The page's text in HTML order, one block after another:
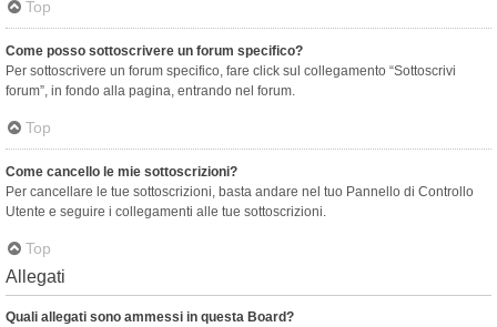
Top
Come posso sottoscrivere un forum specifico?
Per sottoscrivere un forum specifico, fare click sul collegamento “Sottoscrivi
forum”, in fondo alla pagina, entrando nel forum.
Top
Come cancello le mie sottoscrizioni?
Per cancellare le tue sottoscrizioni, basta andare nel tuo Pannello di Controllo
Utente e seguire i collegamenti alle tue sottoscrizioni.
Top
Allegati
Quali allegati sono ammessi in questa Board?